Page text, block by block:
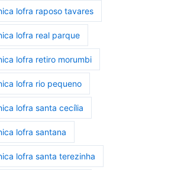
lofra raposo tavares
lofra real parque
lofra retiro morumbi
lofra rio pequeno
lofra santa cecília
lofra santana
lofra santa terezinha